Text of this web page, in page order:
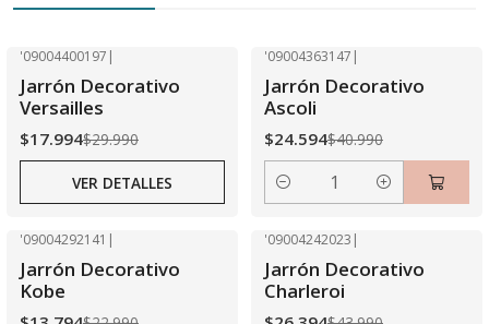
Agotado
'09004400197 |
Jarrón Decorativo
Versailles
$17.994$29.990
VER DETALLES
'09004363147 |
Jarrón Decorativo
Ascoli
$24.594$40.990
Cantidad
'09004292141 |
Jarrón Decorativo
Kobe
Agotado
'09004242023 |
Jarrón Decorativo
Charleroi